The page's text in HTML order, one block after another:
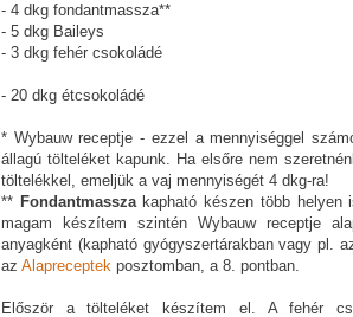
- 4 dkg fondantmassza**
- 5 dkg Baileys
- 3 dkg fehér csokoládé
- 20 dkg étcsokoládé
* Wybauw receptje - ezzel a mennyiséggel
állagú tölteléket kapunk. Ha elsőre nem
töltelékkel, emeljük a vaj mennyiségét 4 dkg-ra!
** Fondantmasszakapható készen több helyen
magam készítem szintén Wybauw receptje
anyagként (kapható gyógyszertárakban vagy pl.
az Alapreceptek posztomban, a 8. pontban.
Először a tölteléket készítem el. A fehér